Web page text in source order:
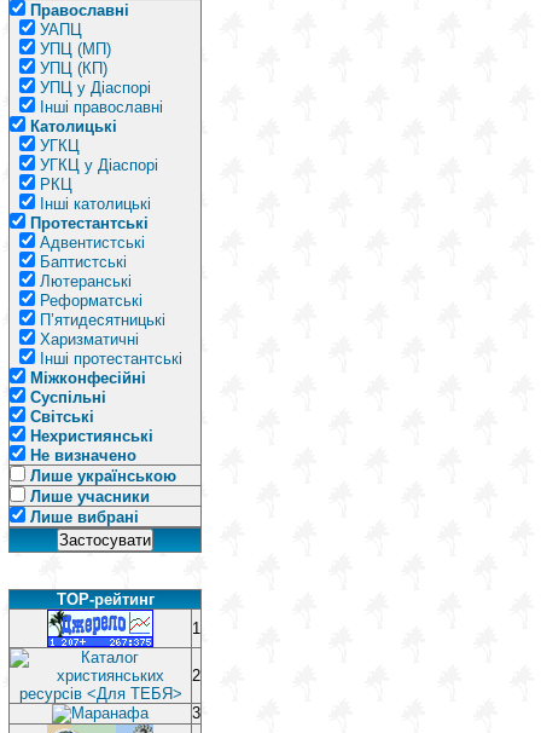
Православні
УАПЦ
УПЦ (МП)
УПЦ (КП)
УПЦ у Діаспорі
Інші православні
Католицькі
УГКЦ
УГКЦ у Діаспорі
РКЦ
Інші католицькі
Протестантські
Адвентистські
Баптистські
Лютеранські
Реформатські
П’ятидесятницькі
Харизматичні
Інші протестантські
Міжконфесійні
Суспільні
Світські
Нехристиянські
Не визначено
Лише українською
Лише учасники
Лише вибрані
TOP-рейтинг
1
2
3